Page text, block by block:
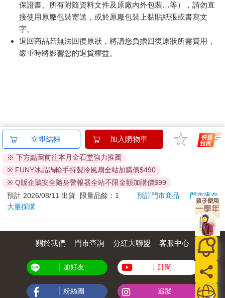
保證書、所有附隨資料文件及原廠內外包裝…等），請勿直
接使用原廠包裝寄送，或於原廠包裝上黏貼紙張或書寫文
字。
退回商品若無法回復原狀，將請您負擔回復原狀所需費用，
嚴重時將影響您的退貨權益。
立即結帳 加入購物車
※ 下方點圖前往本月金石堂強力推薦
※ FUNY冰晶渦輪手持製冷風扇全站加購價$490
※ Q版企鵝安全隨身警報器全站不限金額加購價$99
預計 2026/08/11 出貨
限量品餘：1 預訂門市商品
門市庫存
大量採購
關於我們 門市查詢 分紅大聯盟 客服中心
加好友 訂閱
粉絲團 追蹤